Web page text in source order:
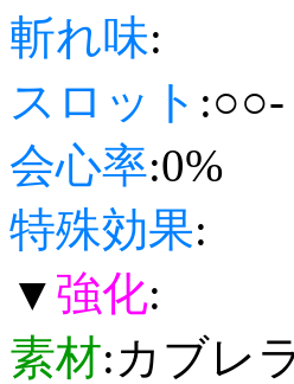
斬れ味:
スロット :○○-
会心率:0%
特殊効果:
▼ 強化:
素材:カブレ